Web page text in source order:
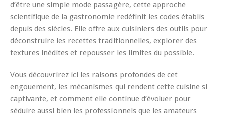
d’être une simple mode passagère, cette approche
scientifique de la gastronomie redéfinit les codes établis
depuis des siècles. Elle offre aux cuisiniers des outils pour
déconstruire les recettes traditionnelles, explorer des
textures inédites et repousser les limites du possible.
Vous découvrirez ici les raisons profondes de cet
engouement, les mécanismes qui rendent cette cuisine si
captivante, et comment elle continue d’évoluer pour
séduire aussi bien les professionnels que les amateurs